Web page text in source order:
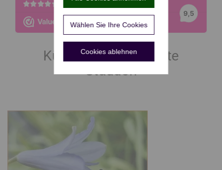
Kürzlich hinzugefügte
Stauden
Wählen Sie Ihre Cookies
Cookies ablehnen